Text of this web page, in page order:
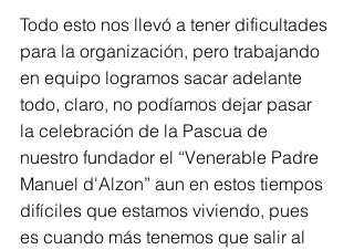
Todo esto nos llevó a tener dificultades
para la organización, pero trabajando
en equipo logramos sacar adelante
todo, claro, no podíamos dejar pasar
la celebración de la Pascua de
nuestro fundador el “Venerable Padre
Manuel d'Alzon” aun en estos tiempos
difíciles que estamos viviendo, pues
es cuando más tenemos que salir al